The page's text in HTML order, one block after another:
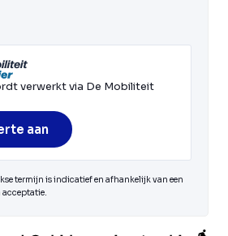
verwerkt via De Mobiliteit
aan
termijn is indicatief en afhankelijk van een
acceptatie.